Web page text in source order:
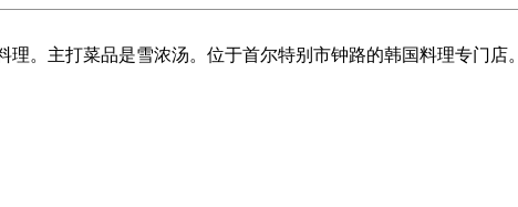
理。主打菜品是雪浓汤。位于首尔特别市钟路的韩国料理专门店。